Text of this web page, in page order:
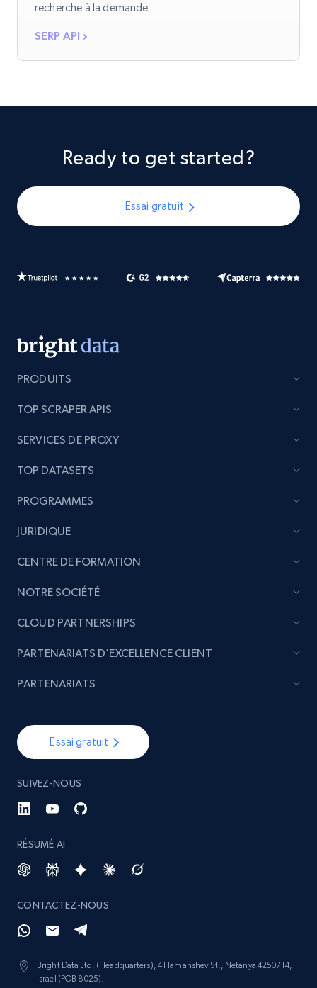
recherche à la demande
SERP API
Ready to get started?
Essai gratuit
PRODUITS
TOP SCRAPER APIS
SERVICES DE PROXY
TOP DATASETS
PROGRAMMES
JURIDIQUE
CENTRE DE FORMATION
NOTRE SOCIÉTÉ
Essai gratuit
SUIVEZ-NOUS
RÉSUMÉ AI
CONTACTEZ-NOUS
Bright Data Ltd. (Headquarters), 4 Hamahshev St., Netanya 4250714,
Israel (POB 8025).
CLOUD PARTNERSHIPS
PARTENARIATS D’EXCELLENCE CLIENT
PARTENARIATS